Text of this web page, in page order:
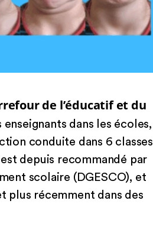
de l’éducatif et du
dans les écoles,
conduite dans 6 classes
depuis recommandé par
scolaire (DGESCO), et
plus récemment dans des